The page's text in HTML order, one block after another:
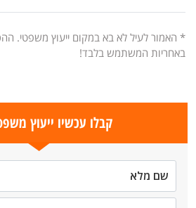
* האמור לעיל לא בא במקום ייעוץ משפטי.
באחריות המשתמש בלבד!
קבלו עכשיו ייעוץ